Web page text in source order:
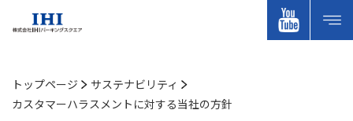
トップページ
サステナビリティ
カスタマーハラスメントに対する当社の方針